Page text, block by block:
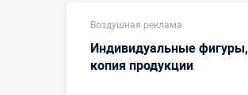
Воздушная реклама
Индивидуальные фигуры,
копия продукции